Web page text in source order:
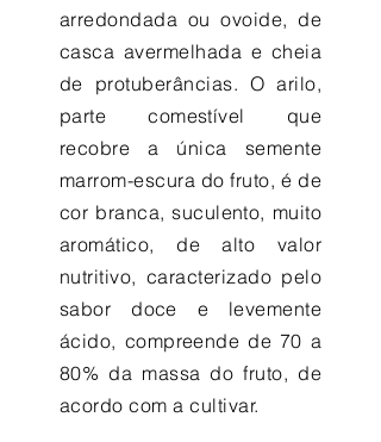
arredondada ou ovoide, de
casca avermelhada e cheia
de protuberâncias. O arilo,
parte comestível que
recobre a única semente
marrom-escura do fruto, é de
cor branca, suculento, muito
aromático, de alto valor
nutritivo, caracterizado pelo
sabor doce e levemente
ácido, compreende de 70 a
80% da massa do fruto, de
acordo com a cultivar.